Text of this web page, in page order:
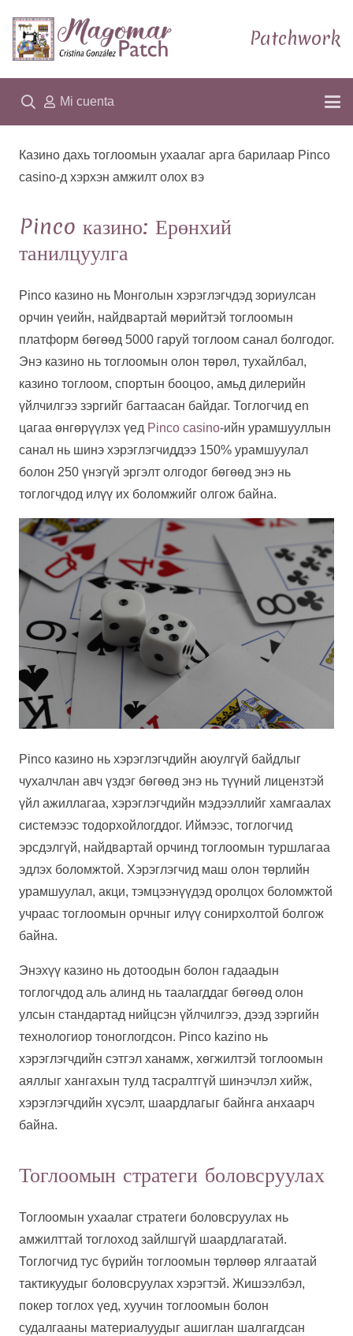
Patchwork
Mi cuenta
Казино дахь тоглоомын ухаалаг арга барилаар Pinco
casino-д хэрхэн амжилт олох вэ
Pinco казино: Ерөнхий
танилцуулга
Pinco казино нь Монголын хэрэглэгчдэд зориулсан
орчин үеийн, найдвартай мөрийтэй тоглоомын
платформ бөгөөд 5000 гаруй тоглоом санал болгодог.
Энэ казино нь тоглоомын олон төрөл, тухайлбал,
казино тоглоом, спортын бооцоо, амьд дилерийн
үйлчилгээ зэргийг багтаасан байдаг. Тоглогчид en
цагаа өнгөрүүлэх үед Pinco casino-ийн урамшууллын
санал нь шинэ хэрэглэгчиддээ 150% урамшуулал
болон 250 үнэгүй эргэлт олгодог бөгөөд энэ нь
тоглогчдод илүү их боломжийг олгож байна.
Pinco казино нь хэрэглэгчдийн аюулгүй байдлыг
чухалчлан авч үздэг бөгөөд энэ нь түүний лицензтэй
үйл ажиллагаа, хэрэглэгчдийн мэдээллийг хамгаалах
системээс тодорхойлогддог. Иймээс, тоглогчид
эрсдэлгүй, найдвартай орчинд тоглоомын туршлагаа
эдлэх боломжтой. Хэрэглэгчид маш олон төрлийн
урамшуулал, акци, тэмцээнүүдэд оролцох боломжтой
учраас тоглоомын орчныг илүү сонирхолтой болгож
байна.
Энэхүү казино нь дотоодын болон гадаадын
тоглогчдод аль алинд нь таалагддаг бөгөөд олон
улсын стандартад нийцсэн үйлчилгээ, дээд зэргийн
технологиор тоноглогдсон. Pinco kazino нь
хэрэглэгчдийн сэтгэл ханамж, хөгжилтэй тоглоомын
аяллыг хангахын тулд тасралтгүй шинэчлэл хийж,
хэрэглэгчдийн хүсэлт, шаардлагыг байнга анхаарч
байна.
Тоглоомын стратеги боловсруулах
Тоглоомын ухаалаг стратеги боловсруулах нь
амжилттай тоглоход зайлшгүй шаардлагатай.
Тоглогчид тус бүрийн тоглоомын төрлөөр ялгаатай
тактикуудыг боловсруулах хэрэгтэй. Жишээлбэл,
покер тоглох үед, хуучин тоглоомын болон
судалгааны материалуудыг ашиглан шалгагдсан